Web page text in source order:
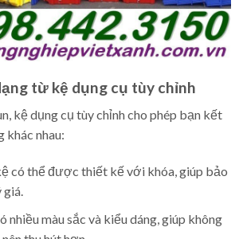
từ kệ dụng cụ tùy chỉnh
kệ dụng cụ tùy chỉnh cho phép bạn kết
khác nhau:
có thể được thiết kế với khóa, giúp bảo
giá.
nhiều màu sắc và kiểu dáng, giúp không